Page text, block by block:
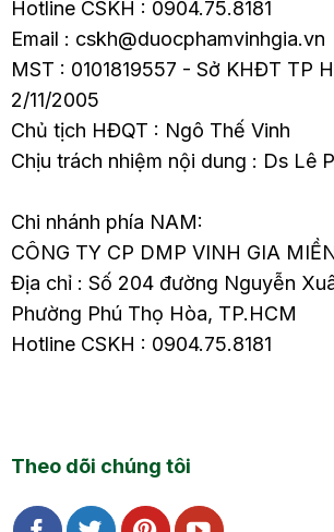
Hotline CSKH : 0904.75.8181
Email : cskh@duocphamvinhgia.vn
MST : 0101819557 - Sở KHĐT TP
2/11/2005
Chủ tịch HĐQT : Ngô Thế Vinh
Chịu trách nhiệm nội dung : Ds Lê
Chi nhánh phía NAM:
CÔNG TY CP DMP VINH GIA
Địa chỉ : Số 204 đường Nguyễn
Phường Phú Thọ Hòa, TP.HCM
Hotline CSKH : 0904.75.8181
Theo dõi chúng tôi